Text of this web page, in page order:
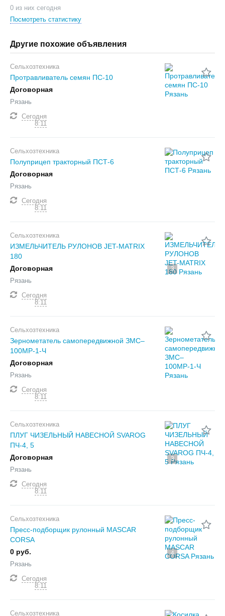
0 из них сегодня
Посмотреть статистику
Другие похожие объявления
Сельхозтехника
Протравливатель семян ПС-10
Договорная
Рязань
Сегодня
8:11
Сельхозтехника
Полуприцеп тракторный ПСТ-6
Договорная
Рязань
Сегодня
8:11
3
Сельхозтехника
ИЗМЕЛЬЧИТЕЛЬ РУЛОНОВ JET-MATRIX
180
Договорная
Рязань
Сегодня
8:11
Сельхозтехника
Зернометатель самопередвижной ЗМС–
100МР-1-Ч
Договорная
Рязань
Сегодня
8:11
3
Сельхозтехника
ПЛУГ ЧИЗЕЛЬНЫЙ НАВЕСНОЙ SVAROG
ПЧ-4, 5
Договорная
Рязань
Сегодня
8:11
4
Сельхозтехника
Пресс-подборщик рулонный MASCAR
CORSA
0 руб.
Рязань
Сегодня
8:11
Сельхозтехника